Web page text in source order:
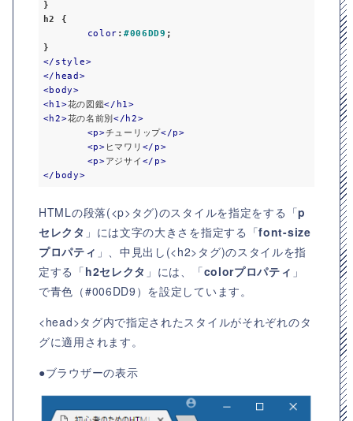
h2
{
color : #006DD9 ;
</ style>
</ head >
<body>
<h1>花の図鑑</ h1>
<h2>花の名前別</ h2>
<p>チューリップ</p>
<p> ヒマワリ </ p>
<p>アジサイ </ p>
</ body>
HTMLの段落(<p>タグ)のスタイルを指定をする「p
セレクタ 」には文字の大きさを指定する「font-size
プロパティ 」、中見出し(<h2>タグ)のスタイルを指
定する「h2セレクタ 」には、「colorプロパティ 」
で青色（#006DD9）を設定しています。
<head>タグ内で指定されたスタイルがそれぞれのタ
グに適用されます。
●ブラウザーの表示